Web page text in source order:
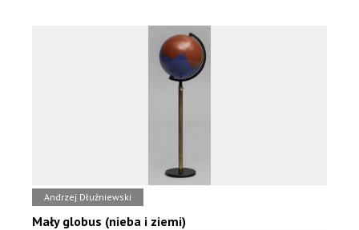
Andrzej Dłużniewski
Mały globus (nieba i ziemi)